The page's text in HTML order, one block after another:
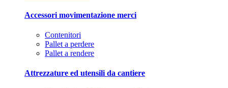
Accessori movimentazione merci
Contenitori
Pallet a perdere
Pallet a rendere
Attrezzature ed utensili da cantiere